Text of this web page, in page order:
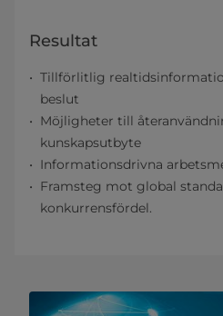
Resultat
Tillförlitlig
beslut
Möjligheter till
kunskapsutbyte
Informationsdrivna
Framsteg mot global
konkurrensfördel.